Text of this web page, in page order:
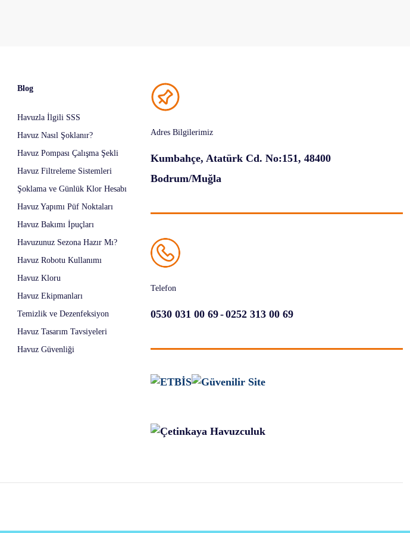
Blog
Havuzla İlgili SSS
Havuz Nasıl Şoklanır?
Havuz Pompası Çalışma Şekli
Havuz Filtreleme Sistemleri
Şoklama ve Günlük Klor Hesabı
Havuz Yapımı Püf Noktaları
Havuz Bakımı İpuçları
Havuzunuz Sezona Hazır Mı?
Havuz Robotu Kullanımı
Havuz Kloru
Havuz Ekipmanları
Temizlik ve Dezenfeksiyon
Havuz Tasarım Tavsiyeleri
Havuz Güvenliği
Adres Bilgilerimiz
Kumbahçe, Atatürk Cd. No:151, 48400
Bodrum/Muğla
Telefon
0530 031 00 69-0252 313 00 69